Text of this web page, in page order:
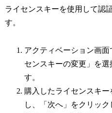
ライセンスキーを使用して認
す。
アクティベーション画面
センスキーの変更」を選
す。
購入したライセンスキー
し、「次へ」をクリック